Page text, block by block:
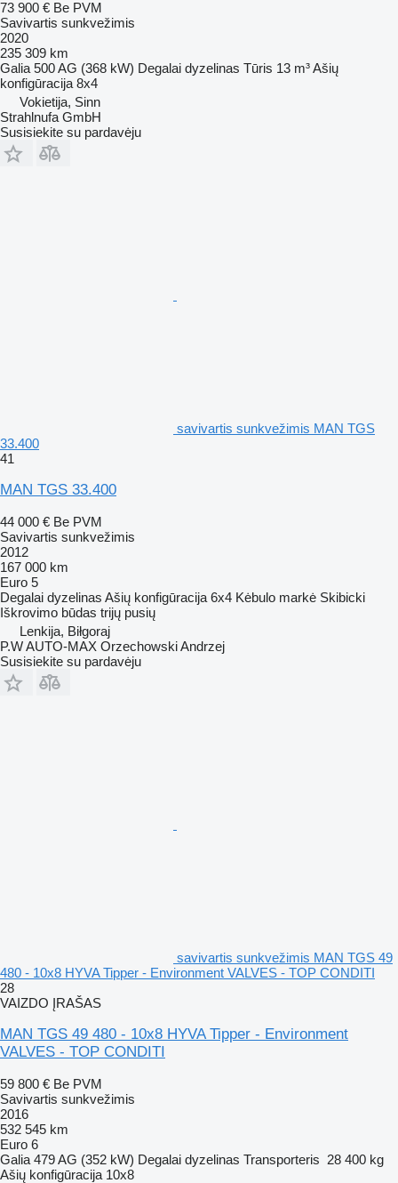
73 900 € Be PVM
Savivartis sunkvežimis
2020
235 309 km
Galia 500 AG (368 kW) Degalai dyzelinas Tūris 13 m³Ašių
konfigūracija 8x4
Vokietija, Sinn
Strahlnufa GmbH
Susisiekite su pardavėju
savivartis sunkvežimis MAN TGS
33.400
41
MAN TGS 33.400
44 000 € Be PVM
Savivartis sunkvežimis
2012
167 000 km
Euro 5
Degalai dyzelinas Ašių konfigūracija 6x4 Kėbulo markė Skibicki
Iškrovimo būdas trijų pusių
Lenkija, Biłgoraj
P.W AUTO-MAX Orzechowski Andrzej
Susisiekite su pardavėju
savivartis sunkvežimis MAN TGS 49
480 - 10x8 HYVA Tipper - Environment VALVES - TOP CONDITI
28
VAIZDO ĮRAŠAS
MAN TGS 49 480 - 10x8 HYVA Tipper - Environment
VALVES - TOP CONDITI
59 800 € Be PVM
Savivartis sunkvežimis
2016
532 545 km
Euro 6
Galia 479 AG (352 kW) Degalai dyzelinas Transporteris 28 400 kg
Ašių konfigūracija 10x8